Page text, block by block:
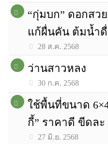
“กุ่มบก” ดอกสว
แก้ผื่นคัน ต้มน้ำ
28 ส.ค. 2568
ว่านสาวหลง
30 ก.ค. 2568
ใช้พื้นที่ขนาด
กี้” ราคาดี ขีดละ
27 มิ.ย. 2568